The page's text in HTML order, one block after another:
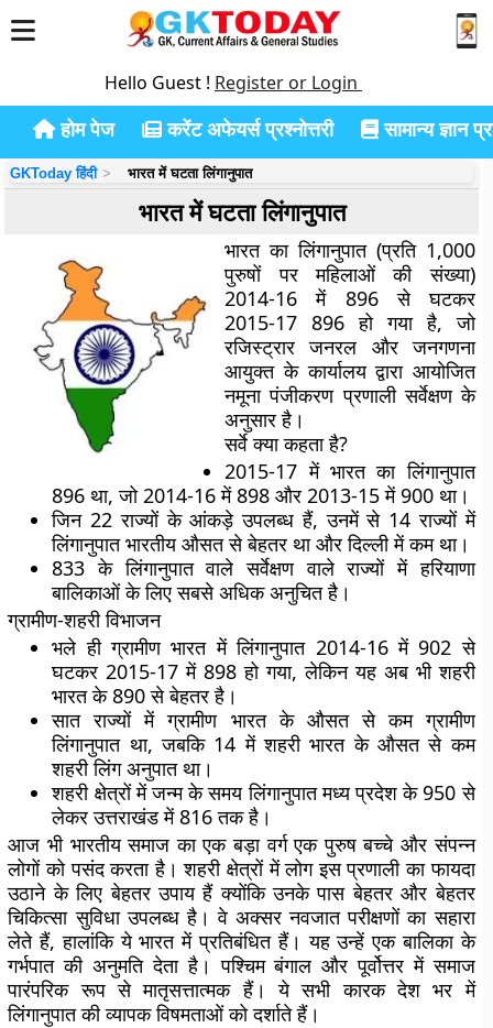
Hello Guest ! Register or Login
होम पेज करेंट अफेयर्स प्रश्नोत्तरी सामान्य ज्ञान
GKToday हिंदी भारत में घटता लिंगानुपात
भारत में घटता लिंगानुपात
भारत का लिंगानुपात (प्रति 1,000
पुरुषों पर महिलाओं की संख्या)
2014-16 में 896 से घटकर
2015-17 896 हो गया है, जो
रजिस्ट्रार जनरल और जनगणना
आयुक्त के कार्यालय द्वारा आयोजित
नमूना पंजीकरण प्रणाली सर्वेक्षण के
अनुसार है।
सर्वे क्या कहता है?
2015-17 में भारत का लिंगानुपात
896 था, जो 2014-16 में 898 और 2013-15 में 900 था।
जिन 22 राज्यों के आंकड़े उपलब्ध हैं, उनमें से 14 राज्यों में
लिंगानुपात भारतीय औसत से बेहतर था और दिल्ली में कम था।
833 के लिंगानुपात वाले सर्वेक्षण वाले राज्यों में हरियाणा
बालिकाओं के लिए सबसे अधिक अनुचित है।
ग्रामीण-शहरी विभाजन
भले ही ग्रामीण भारत में लिंगानुपात 2014-16 में 902 से
घटकर 2015-17 में 898 हो गया, लेकिन यह अब भी शहरी
भारत के 890 से बेहतर है।
सात राज्यों में ग्रामीण भारत के औसत से कम ग्रामीण
लिंगानुपात था, जबकि 14 में शहरी भारत के औसत से कम
शहरी लिंग अनुपात था।
शहरी क्षेत्रों में जन्म के समय लिंगानुपात मध्य प्रदेश के 950 से
लेकर उत्तराखंड में 816 तक है।
आज भी भारतीय समाज का एक बड़ा वर्ग एक पुरुष बच्चे और संपन्न
लोगों को पसंद करता है। शहरी क्षेत्रों में लोग इस प्रणाली का फायदा
उठाने के लिए बेहतर उपाय हैं क्योंकि उनके पास बेहतर और बेहतर
चिकित्सा सुविधा उपलब्ध है। वे अक्सर नवजात परीक्षणों का सहारा
लेते हैं, हालांकि ये भारत में प्रतिबंधित हैं। यह उन्हें एक बालिका के
गर्भपात की अनुमति देता है। पश्चिम बंगाल और पूर्वोत्तर में समाज
पारंपरिक रूप से मातृसत्तात्मक हैं। ये सभी कारक देश भर में
लिंगानुपात की व्यापक विषमताओं को दर्शाते हैं।